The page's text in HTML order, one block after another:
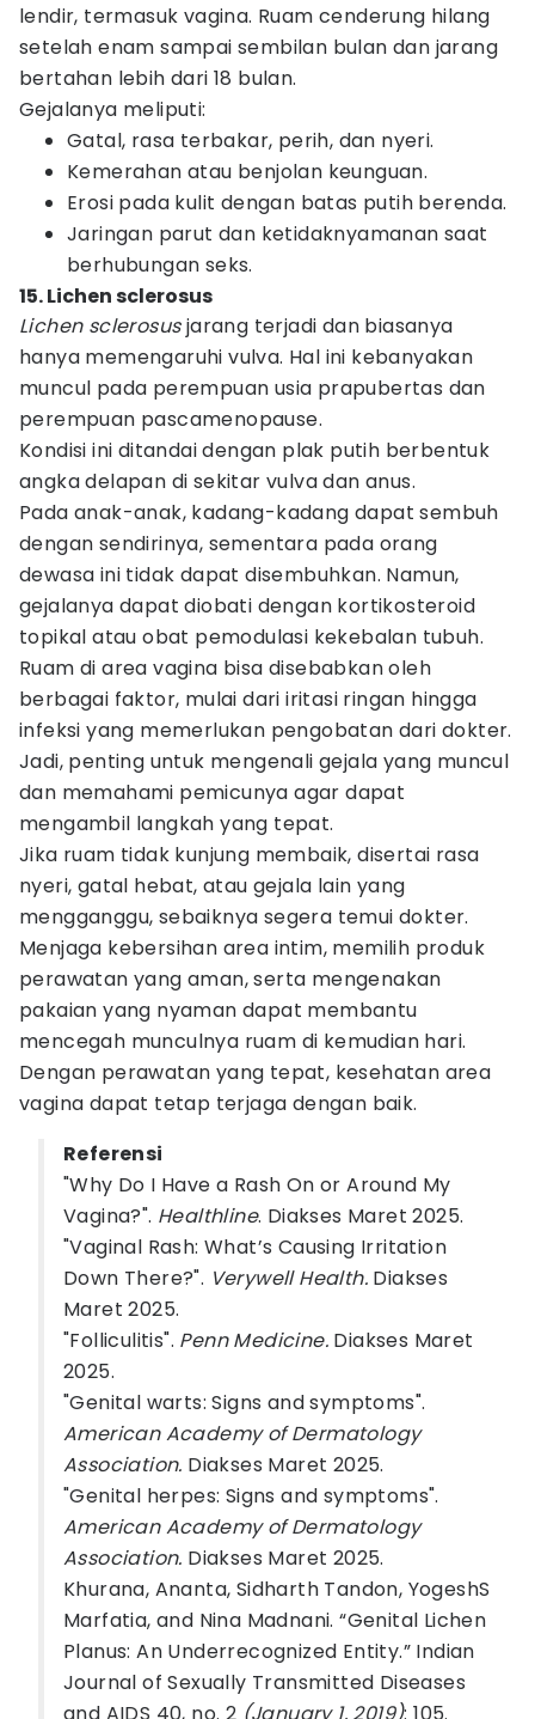
lendir, termasuk vagina. Ruam cenderung hilang
setelah enam sampai sembilan bulan dan jarang
bertahan lebih dari 18 bulan.
Gejalanya meliputi:
Gatal, rasa terbakar, perih, dan nyeri.
Kemerahan atau benjolan keunguan.
Erosi pada kulit dengan batas putih berenda.
Jaringan parut dan ketidaknyamanan saat
berhubungan seks.
15. Lichen sclerosus
Lichen sclerosusjarang terjadi dan biasanya
hanya memengaruhi vulva. Hal ini kebanyakan
muncul pada perempuan usia prapubertas dan
perempuan pascamenopause.
Kondisi ini ditandai dengan plak putih berbentuk
angka delapan di sekitar vulva dan anus.
Pada anak-anak, kadang-kadang dapat sembuh
dengan sendirinya, sementara pada orang
dewasa ini tidak dapat disembuhkan. Namun,
gejalanya dapat diobati dengan kortikosteroid
topikal atau obat pemodulasi kekebalan tubuh.
Ruam di area vagina bisa disebabkan oleh
berbagai faktor, mulai dari iritasi ringan hingga
infeksi yang memerlukan pengobatan dari dokter.
Jadi, penting untuk mengenali gejala yang muncul
dan memahami pemicunya agar dapat
mengambil langkah yang tepat.
Jika ruam tidak kunjung membaik, disertai rasa
nyeri, gatal hebat, atau gejala lain yang
mengganggu, sebaiknya segera temui dokter.
Menjaga kebersihan area intim, memilih produk
perawatan yang aman, serta mengenakan
pakaian yang nyaman dapat membantu
mencegah munculnya ruam di kemudian hari.
Dengan perawatan yang tepat, kesehatan area
vagina dapat tetap terjaga dengan baik.
Referensi
"Why Do I Have a Rash On or Around My
Vagina?". Healthline. Diakses Maret 2025.
"Vaginal Rash: What’s Causing Irritation
Down There?". Verywell Health. Diakses
Maret 2025.
"Folliculitis". Penn Medicine. Diakses Maret
2025.
"Genital warts: Signs and symptoms".
American Academy of Dermatology
Association. Diakses Maret 2025.
"Genital herpes: Signs and symptoms".
American Academy of Dermatology
Association. Diakses Maret 2025.
Khurana, Ananta, Sidharth Tandon, YogeshS
Marfatia, and Nina Madnani. “Genital Lichen
Planus: An Underrecognized Entity.” Indian
Journal of Sexually Transmitted Diseases